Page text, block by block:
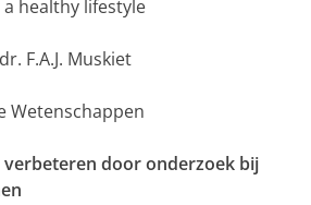
healthy lifestyle
F.A.J. Muskiet
Wetenschappen
verbeteren door onderzoek bij